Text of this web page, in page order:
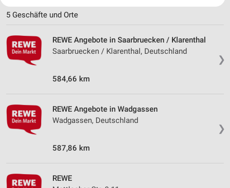
5 Geschäfte und Orte
❯
REWE Angebote in Saarbruecken / Klarenthal
Saarbruecken / Klarenthal, Deutschland
584,66 km
❯
REWE Angebote in Wadgassen
Wadgassen, Deutschland
587,86 km
REWE
Website/App.
Wir nutzen Ihre Daten für folgende Zwecke:
IAB-Verarbeitungszwecke:
Speichern von oder Zugriff auf Informationen
Erstellung von Profilen für personalisierte
Werbung
Verwendung von Profilen zur Auswahl
Erstellung von Profilen zur Personalisierung